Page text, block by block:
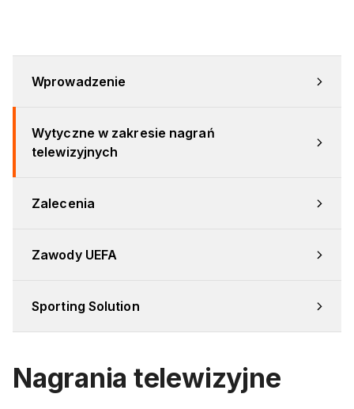
Wprowadzenie
Wytyczne w zakresie nagrań
telewizyjnych
Zalecenia
Zawody UEFA
Sporting Solution
Nagrania telewizyjne